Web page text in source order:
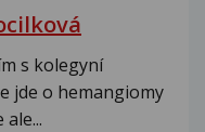
s kolegyní
jde o hemangiomy